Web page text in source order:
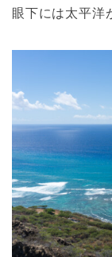
眼下には太平洋